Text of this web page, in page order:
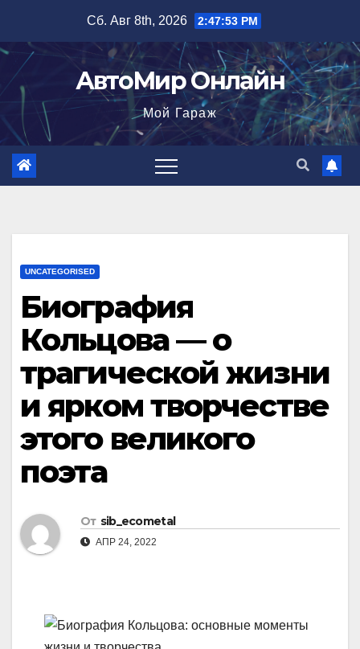
содержимому
Сб. Авг 8th, 2026 2:47:54 PM
АвтоМир Онлайн
Мой Гараж
UNCATEGORISED
Биография
Кольцова — о
трагической жизни
и ярком творчестве
этого великого
поэта
От sib_ecometal
АПР 24, 2022